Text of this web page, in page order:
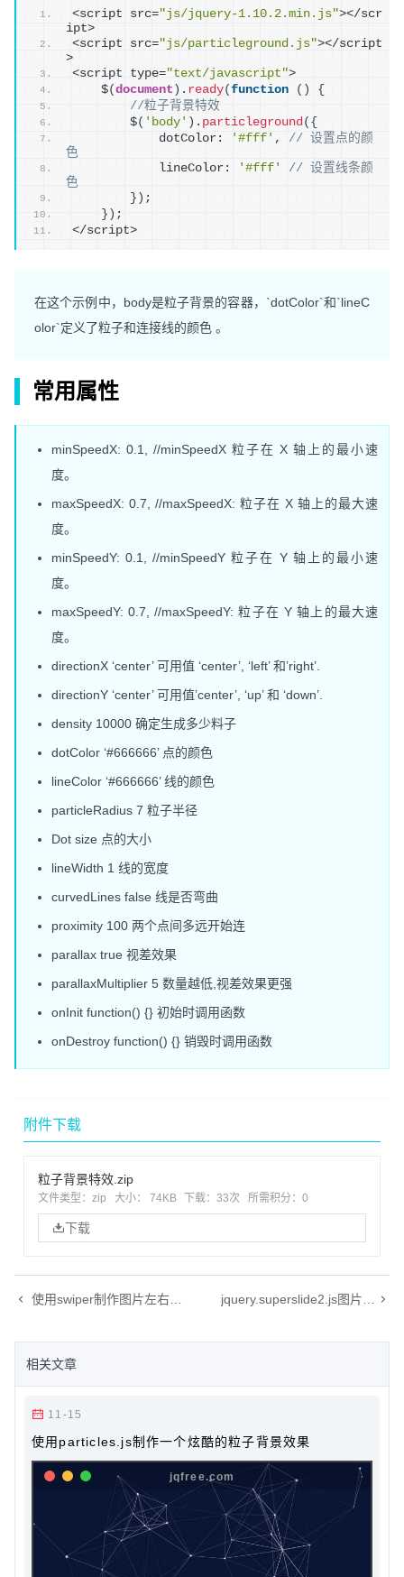
<script src="js/jquery-1.10.2.min.js"></scr
ipt>
<script src="js/particleground.js"></script
>
<script type="text/javascript">
    $
( document ) . ready( function ( )
{
//粒子背景特效
        $
( 'body' ) . particleground ( {
            dotColor:
'#fff' , // 设置点的颜
色
            lineColor:
'#fff'
// 设置线条颜
色
} ) ;
} ) ;
</script>
在这个示例中，body是粒子背景的容器，`dotColor`和`lineC
olor`定义了粒子和连接线的颜色 。
常用属性
minSpeedX: 0.1, //minSpeedX 粒子在 X 轴上的最小速
度。
maxSpeedX: 0.7, //maxSpeedX: 粒子在 X 轴上的最大速
度。
minSpeedY: 0.1, //minSpeedY 粒子在 Y 轴上的最小速
度。
maxSpeedY: 0.7, //maxSpeedY: 粒子在 Y 轴上的最大速
度。
directionX ‘center’ 可用值 ‘center’, ‘left’ 和’right’.
directionY ‘center’ 可用值’center’, ‘up’ 和 ‘down’.
density 10000 确定生成多少料子
dotColor ‘#666666’ 点的颜色
lineColor ‘#666666’ 线的颜色
particleRadius 7 粒子半径
Dot size 点的大小
lineWidth 1 线的宽度
curvedLines false 线是否弯曲
proximity 100 两个点间多远开始连
parallax true 视差效果
parallaxMultiplier 5 数量越低,视差效果更强
onInit function() {} 初始时调用函数
onDestroy function() {} 销毁时调用函数
附件下载
粒子背景特效.zip
文件类型：zip 大小： 74KB 下载： 33次 所需积分：0
下载
使用swiper制作图片左右滚动效果自动播放
相关文章
11-15
使用particles.js制作一个炫酷的粒子背景效果